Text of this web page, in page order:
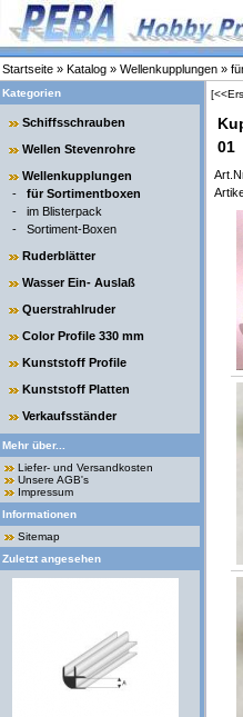
Startseite » Katalog » Wellenkupplungen »
Kategorien
Schiffsschrauben
Wellen Stevenrohre
Wellenkupplungen
- für Sortimentboxen
- im Blisterpack
- Sortiment-Boxen
Ruderblätter
Wasser Ein- Auslaß
Querstrahlruder
Color Profile 330 mm
Kunststoff Profile
Kunststoff Platten
Verkaufsständer
Mehr über...
Liefer- und Versandkosten
Unsere AGB's
Impressum
Informationen
Sitemap
Zuletzt angesehen
01